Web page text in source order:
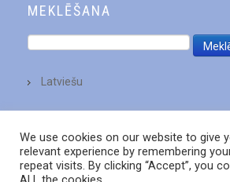
MEKLĒŠANA
Latviešu
We use cookies on our website to give
relevant experience by remembering
repeat visits. By clicking “Accept”, you